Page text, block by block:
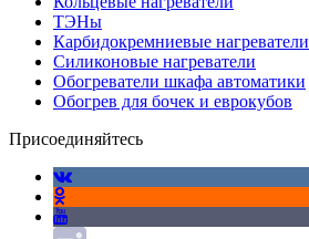
ТЭНы
Карбидокремниевые нагреватели
Силиконовые нагреватели
Обогреватели шкафа автоматики
Обогрев для бочек и еврокубов
Присоединяйтесь